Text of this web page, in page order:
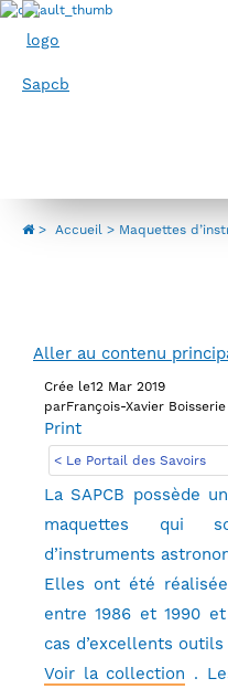
> Accueil Maquettes
Aller au contenu
Crée le12 Mar 2019
parFrançois-Xavier Boisserie
Print
< Le Portail des Savoirs
La SAPCB possède
maquettes qui
d’instruments
Elles ont été
entre 1986 et 1990
cas d’excellents outils
Voir la collection .
Panneau de gestion des cookies